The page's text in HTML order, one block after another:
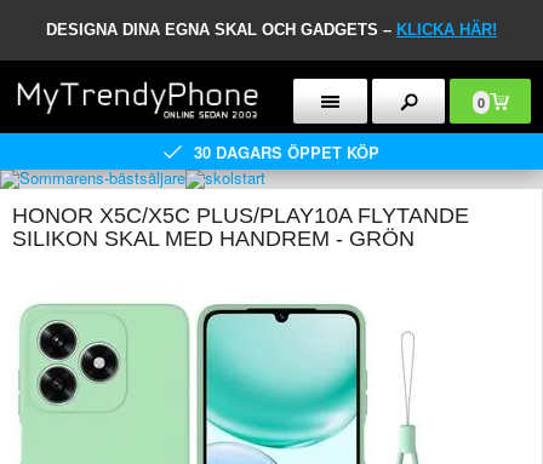
DESIGNA DINA EGNA SKAL OCH GADGETS – KLICKA HÄR!
0
30 DAGARS ÖPPET KÖP
HONOR X5C/X5C PLUS/PLAY10A FLYTANDE
SILIKON SKAL MED HANDREM - GRÖN